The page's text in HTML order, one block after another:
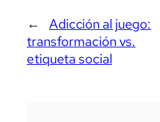
←
Adicción al juego:
transformación vs.
etiqueta social